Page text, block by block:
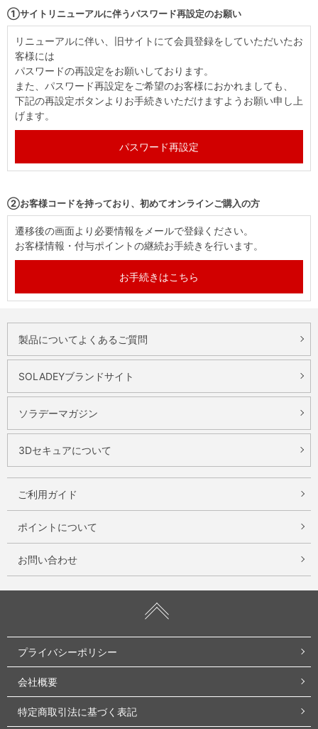
①サイトリニューアルに伴うパスワード再設定のお願い
リニューアルに伴い、旧サイトにて会員登録をしていただいたお
客様には
パスワードの再設定をお願いしております。
また、パスワード再設定をご希望のお客様におかれましても、
下記の再設定ボタンよりお手続きいただけますようお願い申し上
げます。
パスワード再設定
②お客様コードを持っており、初めてオンラインご購入の方
遷移後の画面より必要情報をメールで登録ください。
お客様情報・付与ポイントの継続お手続きを行います。
お手続きはこちら
製品についてよくあるご質問
SOLADEYブランドサイト
ソラデーマガジン
3Dセキュアについて
ご利用ガイド
ポイントについて
お問い合わせ
プライバシーポリシー
会社概要
特定商取引法に基づく表記